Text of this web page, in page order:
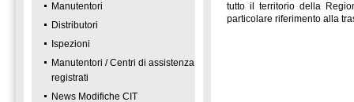
Manutentori
Distributori
Ispezioni
Manutentori / Centri di assistenza
registrati
News Modifiche CIT
tutto il territorio della
particolare riferimento alla